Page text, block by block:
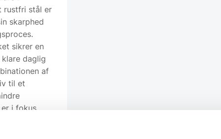
rustfri stål er
skarphed
sikrer en
daglig
af
til et
i fokus.